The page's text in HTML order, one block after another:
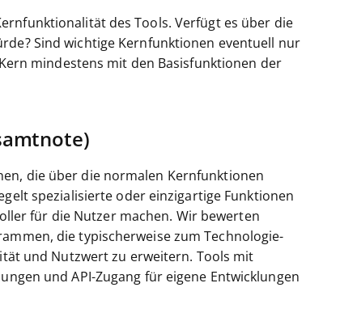
des Tools. Verfügt es über die
Sind wichtige Kernfunktionen eventuell nur
mindestens mit den Basisfunktionen der
die über die normalen Kernfunktionen
spezialisierte oder einzigartige Funktionen
für die Nutzer machen. Wir bewerten
die typischerweise zum Technologie-
und Nutzwert zu erweitern. Tools mit
und API-Zugang für eigene Entwicklungen